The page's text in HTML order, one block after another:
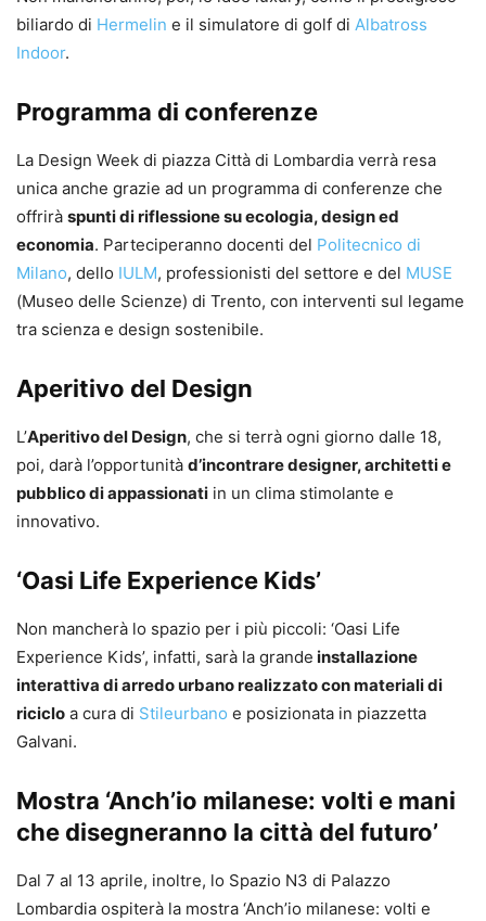
biliardo di Hermelin e il simulatore di golf di Albatross
Indoor.
Programma di conferenze
La Design Week di piazza Città di Lombardia verrà resa
unica anche grazie ad un programma di conferenze che
offrirà spunti di riflessione su ecologia, design ed
economia. Parteciperanno docenti del Politecnico di
Milano, dello IULM, professionisti del settore e del MUSE
(Museo delle Scienze) di Trento, con interventi sul legame
tra scienza e design sostenibile.
Aperitivo del Design
L’Aperitivo del Design, che si terrà ogni giorno dalle 18,
poi, darà l’opportunità d’incontrare designer, architetti e
pubblico di appassionati in un clima stimolante e
innovativo.
‘Oasi Life Experience Kids’
Non mancherà lo spazio per i più piccoli: ‘Oasi Life
Experience Kids’, infatti, sarà la grande installazione
interattiva di arredo urbano realizzato con materiali di
riciclo a cura di Stileurbano e posizionata in piazzetta
Galvani.
Mostra ‘Anch’io milanese: volti e mani
che disegneranno la città del futuro’
Dal 7 al 13 aprile, inoltre, lo Spazio N3 di Palazzo
Lombardia ospiterà la mostra ‘Anch’io milanese: volti e